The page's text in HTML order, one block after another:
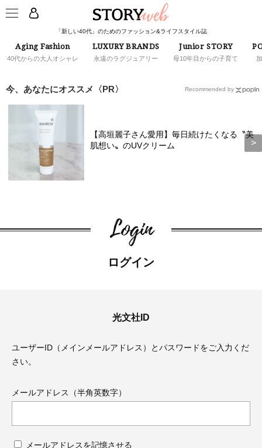
「新しい40代」のためのファッション&ライフスタイル誌
Aging Fashion
40代からの大人オシャレ
LUXURY BRANDS
永遠のラグジュアリー
Junior STORY
母10年目からの子育て
今、あなたにオススメ〈PR〉
【高垣麗子さん愛用】毎日続けたくなる〝美
肌想い〟のUVクリーム
Recommended by
Login
ログイン
光文社ID
ユーザーID（メインメールアドレス）とパスワードをご入力くだ
さい。
メールアドレス（半角英数字）
メールアドレスを記憶させる